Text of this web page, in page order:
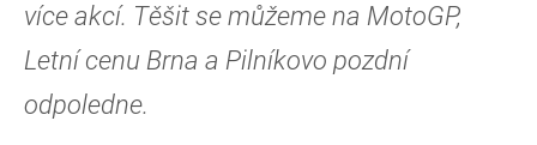
více akcí. Těšit se můžeme na MotoGP,
Letní cenu Brna a Pilníkovo pozdní
odpoledne.